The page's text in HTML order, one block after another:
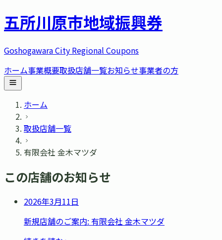
五所川原市地域振興券
Goshogawara City Regional Coupons
ホーム事業概要取扱店舗一覧お知らせ事業者の方
ホーム
取扱店舗一覧
有限会社 金木マツダ
この店舗のお知らせ
2026年3月11日
新規店舗のご案内: 有限会社 金木マツダ